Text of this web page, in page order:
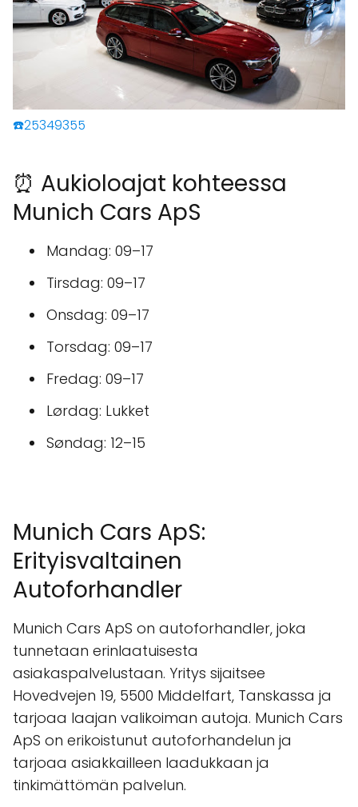
☎️25349355
⏰ Aukioloajat kohteessa
Munich Cars ApS
Mandag: 09–17
Tirsdag: 09–17
Onsdag: 09–17
Torsdag: 09–17
Fredag: 09–17
Lørdag: Lukket
Søndag: 12–15
Munich Cars ApS:
Erityisvaltainen
Autoforhandler
Munich Cars ApS on autoforhandler, joka
tunnetaan erinlaatuisesta
asiakaspalvelustaan. Yritys sijaitsee
Hovedvejen 19, 5500 Middelfart, Tanskassa ja
tarjoaa laajan valikoiman autoja. Munich Cars
ApS on erikoistunut autoforhandelun ja
tarjoaa asiakkailleen laadukkaan ja
tinkimättömän palvelun.